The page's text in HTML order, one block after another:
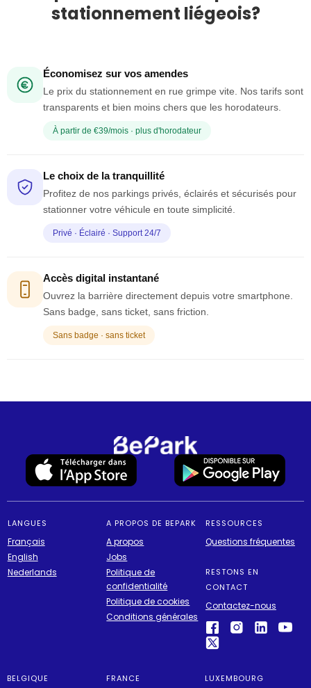
stationnement liégeois?
Économisez sur vos amendes
Le prix du stationnement en rue grimpe vite. Nos tarifs sont
transparents et bien moins chers que les horodateurs.
À partir de €39/mois · plus d'horodateur
Le choix de la tranquillité
Profitez de nos parkings privés, éclairés et sécurisés pour
stationner votre véhicule en toute simplicité.
Privé · Éclairé · Support 24/7
Accès digital instantané
Ouvrez la barrière directement depuis votre smartphone.
Sans badge, sans ticket, sans friction.
Sans badge · sans ticket
LANGUES
Français
English
Nederlands
A PROPOS DE BEPARK
A propos
Jobs
Politique de
confidentialité
Politique de cookies
Conditions générales
RESSOURCES
Questions fréquentes
RESTONS EN
CONTACT
Contactez-nous
BELGIQUE FRANCE LUXEMBOURG